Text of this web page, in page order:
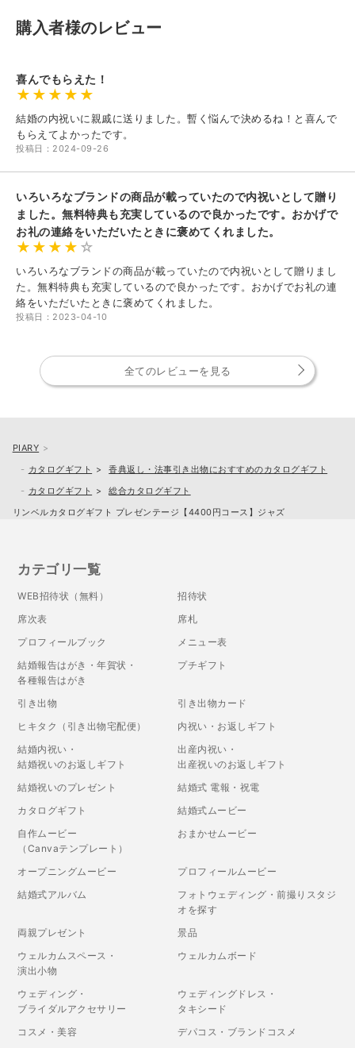
購入者様のレビュー
喜んでもらえた！
結婚の内祝いに親戚に送りました。暫く悩んで決めるね！と喜んで
もらえてよかったです。
投稿日：2024-09-26
いろいろなブランドの商品が載っていたので内祝いとして贈り
ました。無料特典も充実しているので良かったです。おかげで
お礼の連絡をいただいたときに褒めてくれました。
いろいろなブランドの商品が載っていたので内祝いとして贈りまし
た。無料特典も充実しているので良かったです。おかげでお礼の連
絡をいただいたときに褒めてくれました。
投稿日：2023-04-10
全てのレビューを見る
PIARY
カタログギフト
香典返し・法事引き出物におすすめのカタログギフト
カタログギフト
総合カタログギフト
リンベルカタログギフト プレゼンテージ【4400円コース】ジャズ
カテゴリ一覧
WEB招待状（無料）
招待状
席次表
席札
プロフィールブック
メニュー表
結婚報告はがき・年賀状・
各種報告はがき
プチギフト
引き出物
引き出物カード
ヒキタク（引き出物宅配便）
内祝い・お返しギフト
結婚内祝い・
結婚祝いのお返しギフト
出産内祝い・
出産祝いのお返しギフト
結婚祝いのプレゼント
結婚式 電報・祝電
カタログギフト
結婚式ムービー
自作ムービー
（Canvaテンプレート）
おまかせムービー
オープニングムービー
プロフィールムービー
結婚式アルバム
フォトウェディング・前撮りスタジ
オを探す
両親プレゼント
景品
ウェルカムスペース・
演出小物
ウェルカムボード
ウェディング・
ブライダルアクセサリー
ウェディングドレス・
タキシード
コスメ・美容
デパコス・ブランドコスメ